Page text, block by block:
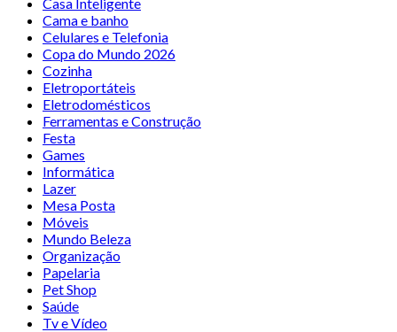
Cama e banho
Celulares e Telefonia
Copa do Mundo 2026
Cozinha
Eletroportáteis
Eletrodomésticos
Ferramentas e Construção
Festa
Games
Informática
Lazer
Mesa Posta
Móveis
Mundo Beleza
Organização
Papelaria
Pet Shop
Saúde
Tv e Vídeo